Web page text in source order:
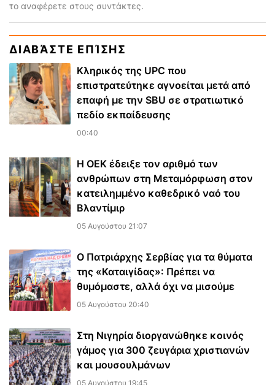
το αναφέρετε στους συντάκτες.
ΔΙΑΒΆΣΤΕ ΕΠΊΣΗΣ
Κληρικός της UPC που
επιστρατεύτηκε αγνοείται μετά από
επαφή με την SBU σε στρατιωτικό
πεδίο εκπαίδευσης
00:40
Η ΟΕΚ έδειξε τον αριθμό των
ανθρώπων στη Μεταμόρφωση στον
κατειλημμένο καθεδρικό ναό του
Βλαντίμιρ
05 Αυγούστου 21:07
Ο Πατριάρχης Σερβίας για τα θύματα
της «Καταιγίδας»: Πρέπει να
θυμόμαστε, αλλά όχι να μισούμε
05 Αυγούστου 20:40
Στη Νιγηρία διοργανώθηκε κοινός
γάμος για 300 ζευγάρια χριστιανών
και μουσουλμάνων
05 Αυγούστου 19:45